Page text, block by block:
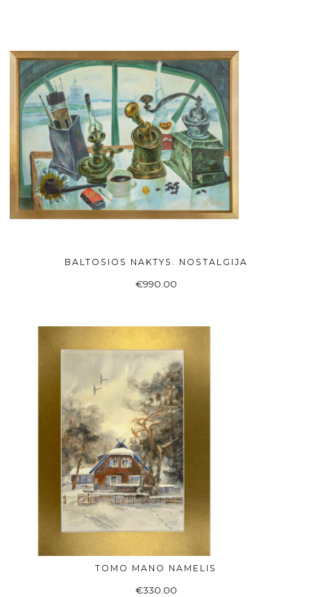
Į KREPŠELĮ
BALTOSIOS NAKTYS. NOSTALGIJA
€990.00
Į KREPŠELĮ
TOMO MANO NAMELIS
€330.00